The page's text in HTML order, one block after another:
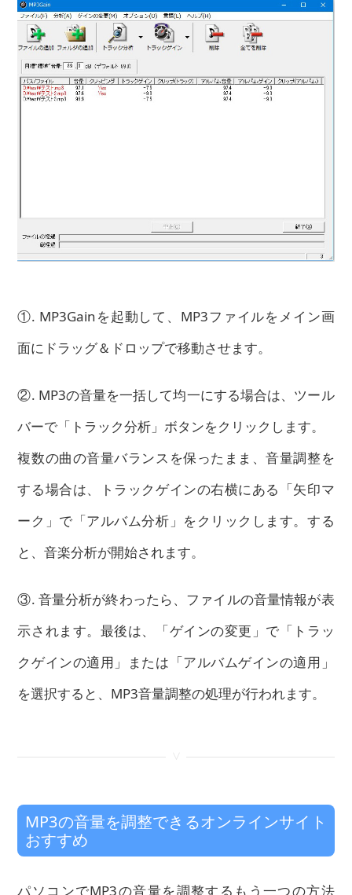
①. MP3Gainを起動して、MP3ファイルをメイン画
面にドラッグ＆ドロップで移動させます。
②. MP3の音量を一括して均一にする場合は、ツール
バーで「トラック分析」ボタンをクリックします。
複数の曲の音量バランスを保ったまま、音量調整を
する場合は、トラックゲインの右横にある「矢印マ
ーク」で「アルバム分析」をクリックします。する
と、音楽分析が開始されます。
③. 音量分析が終わったら、ファイルの音量情報が表
示されます。最後は、「ゲインの変更」で「トラッ
クゲインの適用」または「アルバムゲインの適用」
を選択すると、MP3音量調整の処理が行われます。
MP3の音量を調整できるオンラインサイト
おすすめ
パソコンでMP3の音量を調整するもう一つの方法